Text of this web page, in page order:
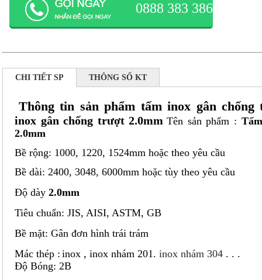
0888 383 386
CHI TIẾT SP THÔNG SỐ KT
Thông tin sản phẩm tấm inox gân chống
inox gân chống trượt 2.0mm Tên sản phẩm :
2.0mm
Bề rộng: 1000, 1220, 1524mm hoặc theo yêu cầu
Bề dài: 2400, 3048, 6000mm hoặc tùy theo yêu cầu
Độ dày 2.0mm
Tiêu chuẩn: JIS, AISI, ASTM, GB
Bề mặt: Gân đơn hình trái trám
Mác thép : inox , inox nhám 201. inox nhám 304 . . .
Độ Bóng: 2B